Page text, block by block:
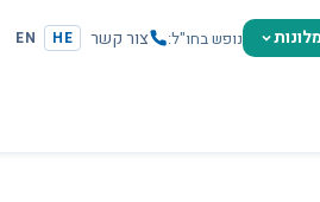
מלונות נופש בחו"ל צור קשר HE
EN